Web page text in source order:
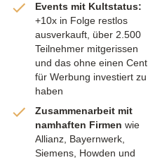
Events mit Kultstatus:
+10x in Folge restlos
ausverkauft, über 2.500
Teilnehmer mitgerissen
und das ohne einen Cent
für Werbung investiert zu
haben
Zusammenarbeit mit
namhaften Firmen wie
Allianz, Bayernwerk,
Siemens, Howden und